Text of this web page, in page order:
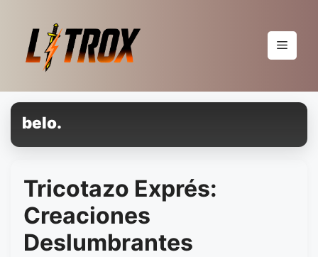
conteúdo
Menu
belo.
Tricotazo Exprés:
Creaciones
Deslumbrantes